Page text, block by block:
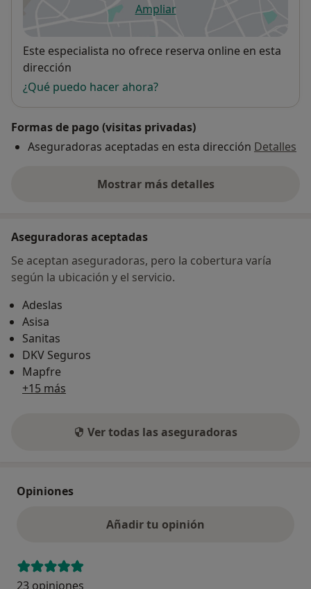
Ampliarse abre en una nueva
Disponibilidad
Este especialista no ofrece reserva online en esta
dirección
¿Qué puedo hacer ahora?
Formas de pago (visitas privadas)
Aseguradoras aceptadas en esta dirección Detalles
Mostrar más detalles
sobre la dirección
Aseguradoras aceptadas
Se aceptan aseguradoras, pero la cobertura varía
según la ubicación y el servicio.
Adeslas
Asisa
Sanitas
DKV Seguros
Mapfre
+15 más
Ver todas las aseguradoras
Opiniones
Añadir tu opinión
23 opiniones